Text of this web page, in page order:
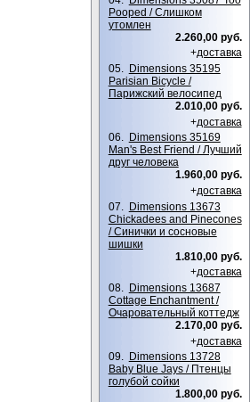
Pooped / Слишком
утомлен
2.260,00 руб.
+доставка
05. Dimensions 35195
Parisian Bicycle /
Парижский велосипед
2.010,00 руб.
+доставка
06. Dimensions 35169
Man's Best Friend / Лучший
друг человека
1.960,00 руб.
+доставка
07. Dimensions 13673
Chickadees and Pinecones
/ Синички и сосновые
шишки
1.810,00 руб.
+доставка
08. Dimensions 13687
Cottage Enchantment /
Очаровательный коттедж
2.170,00 руб.
+доставка
09. Dimensions 13728
Baby Blue Jays / Птенцы
голубой сойки
1.800,00 руб.